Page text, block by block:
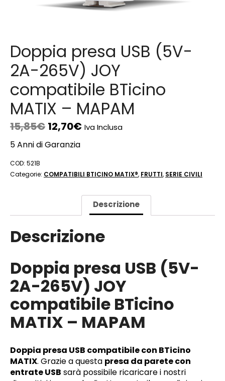
Doppia presa USB (5V-
2A-265V) JOY
compatibile BTicino
MATIX – MAPAM
15,85€ 12,70€ Iva Inclusa
5 Anni di Garanzia
COD: 521B
Categorie: COMPATIBILI BTICINO MATIX®, FRUTTI, SERIE CIVILI
Descrizione
Descrizione
Doppia presa USB (5V-
2A-265V) JOY
compatibile BTicino
MATIX – MAPAM
Doppia presa USB compatibile con BTicino
MATIX. Grazie a questa presa da parete con
entrate USB sarà possibile ricaricare i nostri